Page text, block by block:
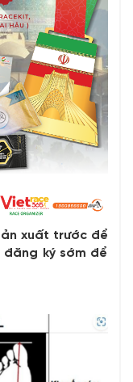
xuất trước để
ký sớm để